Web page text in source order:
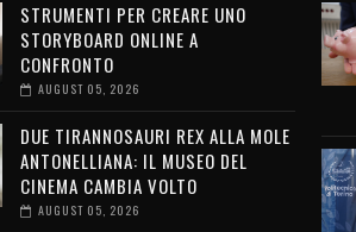
STRUMENTI PER CREARE UNO
STORYBOARD ONLINE A
CONFRONTO
AUGUST 05, 2026
DUE TIRANNOSAURI REX ALLA MOLE
ANTONELLIANA: IL MUSEO DEL
CINEMA CAMBIA VOLTO
AUGUST 05, 2026